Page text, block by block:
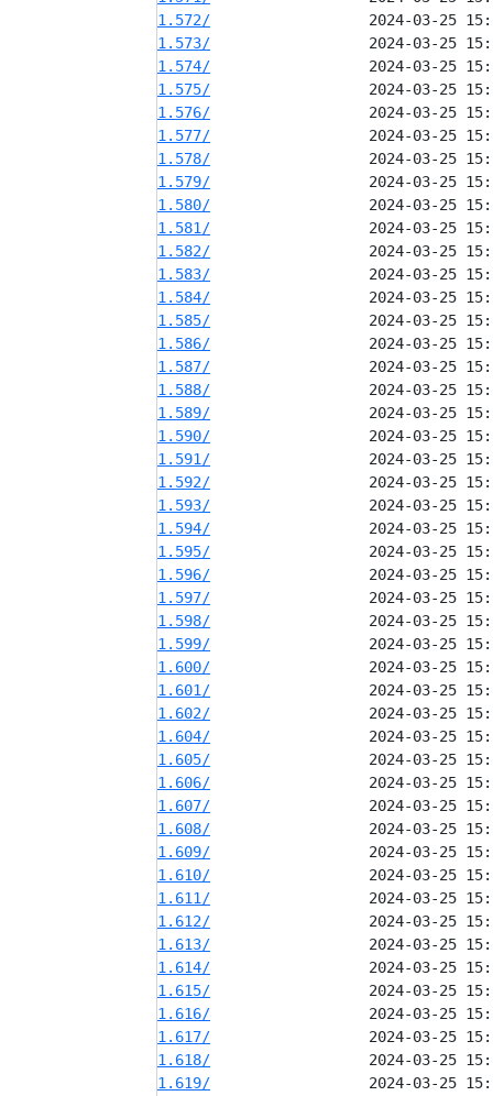
1.572/
1.573/
1.574/
1.575/
1.576/
1.577/
1.578/
1.579/
1.580/
1.581/
1.582/
1.583/
1.584/
1.585/
1.586/
1.587/
1.588/
1.589/
1.590/
1.591/
1.592/
1.593/
1.594/
1.595/
1.596/
1.597/
1.598/
1.599/
1.600/
1.601/
1.602/
1.604/
1.605/
1.606/
1.607/
1.608/
1.609/
1.610/
1.611/
1.612/
1.613/
1.614/
1.615/
1.616/
1.617/
1.618/
1.619/